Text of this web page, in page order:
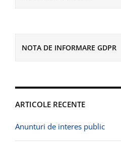
NOTA DE INFORMARE GDPR
ARTICOLE RECENTE
Anunturi de interes public